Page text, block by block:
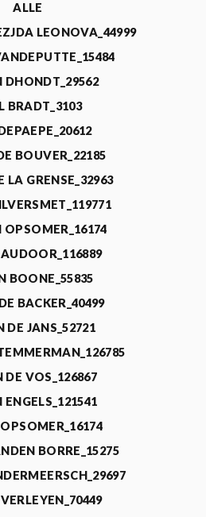
ALLE
LEONOVA_44999
DHONDT_29562
BRADT_3103
BOUVER_22185
LA GRENSE_32963
OPSOMER_16174
BOONE_55835
BACKER_40499
DE JANS_52721
DE VOS_126867
ENGELS_121541
BORRE_15275